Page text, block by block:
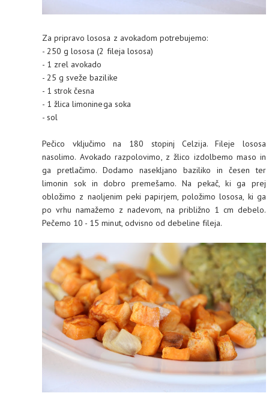
Za pripravo lososa z avokadom potrebujemo:
- 250 g lososa (2 fileja lososa)
- 1 zrel avokado
- 25 g sveže bazilike
- 1 strok česna
- 1 žlica limoninega soka
- sol
Pečico vključimo na 180 stopinj Celzija. Fileje lososa
nasolimo. Avokado razpolovimo, z žlico izdolbemo maso in
ga pretlačimo. Dodamo nasekljano baziliko in česen ter
limonin sok in dobro premešamo. Na pekač, ki ga prej
obložimo z naoljenim peki papirjem, položimo lososa, ki ga
po vrhu namažemo z nadevom, na približno 1 cm debelo.
Pečemo 10 - 15 minut, odvisno od debeline fileja.